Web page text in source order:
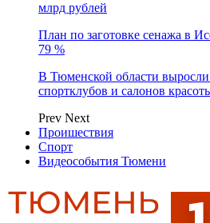
млрд рублей
План по заготовке сенажа в
79 %
В Тюменской области выросли
спортклубов и салонов
Prev Next
Проишествия
Спорт
Видеособытия Тюмени